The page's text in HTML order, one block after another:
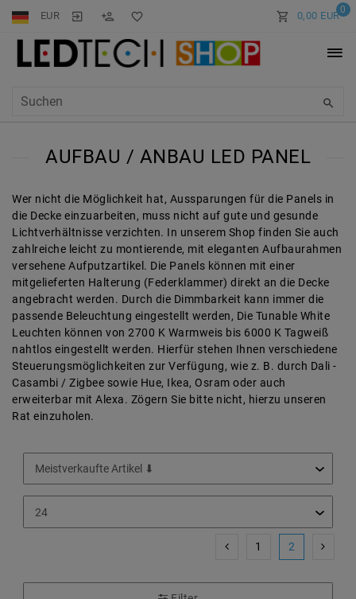
EUR 0
0,00 EUR
AUFBAU / ANBAU LED PANEL
Wer nicht die Möglichkeit hat, Aussparungen für die Panels in
die Decke einzuarbeiten, muss nicht auf gute und gesunde
Lichtverhältnisse verzichten. In unserem Shop finden Sie auch
zahlreiche leicht zu montierende, mit eleganten Aufbaurahmen
versehene Aufputzartikel. Die Panels können mit einer
mitgelieferten Halterung (Federklammer) direkt an die Decke
angebracht werden. Durch die Dimmbarkeit kann immer die
passende Beleuchtung eingestellt werden, Die Tunable White
Leuchten können von 2700 K Warmweis bis 6000 K Tagweiß
nahtlos eingestellt werden. Hierfür stehen Ihnen verschiedene
Steuerungsmöglichkeiten zur Verfügung, wie z. B. durch Dali -
Casambi / Zigbee sowie Hue, Ikea, Osram oder auch
erweiterbar mit Alexa. Zögern Sie bitte nicht, hierzu unseren
Rat einzuholen.
1 2